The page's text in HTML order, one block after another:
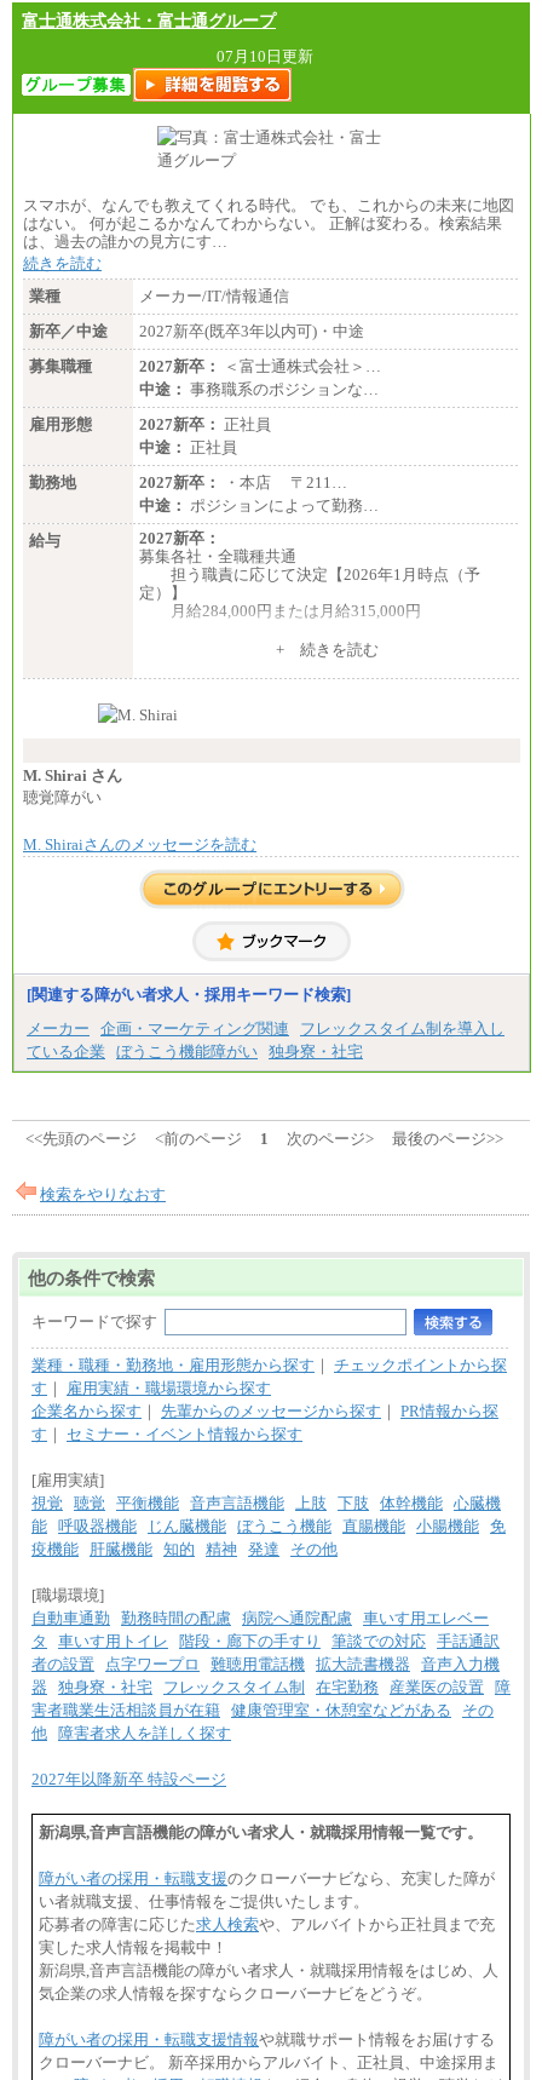
富士通株式会社・富士通グループ
07月10日更新
スマホが、なんでも教えてくれる時代。 でも、これからの未来に地図
はない。 何が起こるかなんてわからない。 正解は変わる。検索結果
は、過去の誰かの見方にす…
続きを読む
業種
メーカー/IT/情報通信
新卒／中途
2027新卒(既卒3年以内可)・中途
募集職種
2027新卒：
＜富士通株式会社＞…
中途： 事務職系のポジションな…
雇用形態
2027新卒： 正社員
中途： 正社員
勤務地
2027新卒：
・本店 〒211…
中途： ポジションによって勤務…
給与
2027新卒：
募集各社・全職種共通
担う職責に応じて決定【2026年1月時点（予
定）】
月給284,000円または月給315,000円
※入社後早期から、自律的な業務遂行が求めら
す。
い職責を担う方については、さらに高い金額を個別
※上記に加え、所定労働時間外に勤務をした場
※試用期間中も給与に変更はございません。
＜募集各社・全職種共通＞
月給21万円以上～
※試用期間中の給与に変更はありません。
ます。
+ 続きを読む
M. Shirai さん
聴覚障がい
M. Shiraiさんのメッセージを読む
[関連する障がい者求人・採用キーワード検索]
メーカー
企画・マーケティング関連
フレックスタイム制を導入し
ている企業
ぼうこう機能障がい 独身寮・社宅
<<先頭のページ <前のページ 1 次のページ> 最後のページ>>
検索をやりなおす
他の条件で検索
キーワードで探す
業種・職種・勤務地・雇用形態から探す ｜ チェックポイントから探
す ｜
雇用実績・職場環境から探す
企業名から探す ｜ 先輩からのメッセージから探す ｜ PR情報から探
す ｜ セミナー・イベント情報から探す
[雇用実績]
視覚
聴覚 平衡機能 音声言語機能 上肢 下肢 体幹機能 心臓機
能 呼吸器機能 じん臓機能 ぼうこう機能 直腸機能 小腸機能 免
疫機能
肝臓機能 知的 精神 発達 その他
[職場環境]
自動車通勤
勤務時間の配慮 病院へ通院配慮 車いす用エレベー
タ
車いす用トイレ 階段・廊下の手すり 筆談での対応 手話通訳
者の設置
点字ワープロ 難聴用電話機 拡大読書機器
音声入力機
器
独身寮・社宅 フレックスタイム制 在宅勤務 産業医の設置
障
害者職業生活相談員が在籍 健康管理室・休憩室などがある
その
他
障害者求人を詳しく探す
2027年以降新卒 特設ページ
新潟県,音声言語機能の障がい者求人・就職採用情報一覧です。
障がい者の採用・転職支援のクローバーナビなら、充実した障が
い者就職支援、仕事情報をご提供いたします。
応募者の障害に応じた求人検索や、アルバイトから正社員まで充
実した求人情報を掲載中！
新潟県,音声言語機能の障がい者求人・就職採用情報をはじめ、人
気企業の求人情報を探すならクローバーナビをどうぞ。
障がい者の採用・転職支援情報や就職サポート情報をお届けする
クローバーナビ。 新卒採用からアルバイト、正社員、中途採用ま